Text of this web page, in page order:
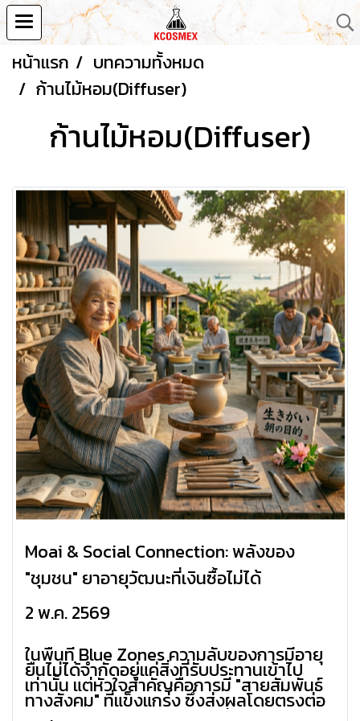
หน้าแรก
บทความทั้งหมด
ก้านไม้หอม(Diffuser)
ก้านไม้หอม(Diffuser)
Moai & Social Connection: พลังของ
"ชุมชน" ยาอายุวัฒนะที่เงินซื้อไม่ได้
2 พ.ค. 2569
ในพื้นที่ Blue Zones ความลับของการมีอายุ
ยืนไม่ได้จำกัดอยู่แค่สิ่งที่รับประทานเข้าไป
เท่านั้น แต่หัวใจสำคัญคือการมี "สายสัมพันธ์
ทางสังคม" ที่แข็งแกร่ง ซึ่งส่งผลโดยตรงต่อ